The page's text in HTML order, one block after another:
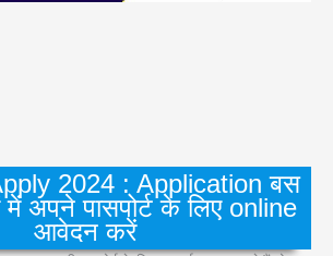
2024 : Application बस
अपने पासपोर्ट के लिए online
आवेदन करें